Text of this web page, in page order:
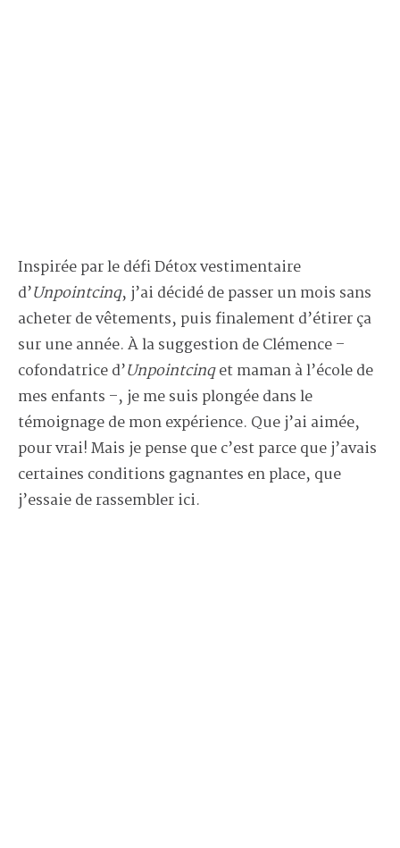
Inspirée par le défi Détox vestimentaire
d’Unpointcinq, j’ai décidé de passer un mois sans
acheter de vêtements, puis finalement d’étirer ça
sur une année. À la suggestion de Clémence –
cofondatrice d’Unpointcinqet maman à l’école de
mes enfants –, je me suis plongée dans le
témoignage de mon expérience. Que j’ai aimée,
pour vrai! Mais je pense que c’est parce que j’avais
certaines conditions gagnantes en place, que
j’essaie de rassembler ici.